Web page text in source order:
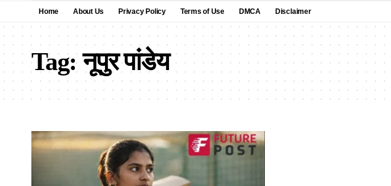
Home About Us Privacy Policy Terms of Use DMCA Disclaimer
Tag:नूपुर पांडेय